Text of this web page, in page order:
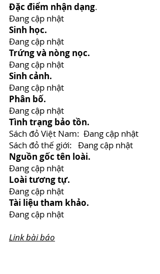
Đặc điểm nhận dạng.
Đang cập nhật
Sinh học.
Đang cập nhật
Trứng và nòng nọc.
Đang cập nhật
Sinh cảnh.
Đang cập nhật
Phân bố.
Đang cập nhật
Tình trạng bảo tồn.
Sách đỏ Việt Nam: Đang cập nhật
Sách đỏ thế giới: Đang cập nhật
Nguồn gốc tên loài.
Đang cập nhật
Loài tương tự.
Đang cập nhật
Tài liệu tham khảo.
Đang cập nhật
Link bài báo